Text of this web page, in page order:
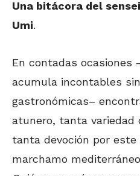
Una bitácora del
Umi.
En contadas ocasiones
acumula incontables
gastronómicas–
atunero, tanta variedad
tanta devoción por
marchamo